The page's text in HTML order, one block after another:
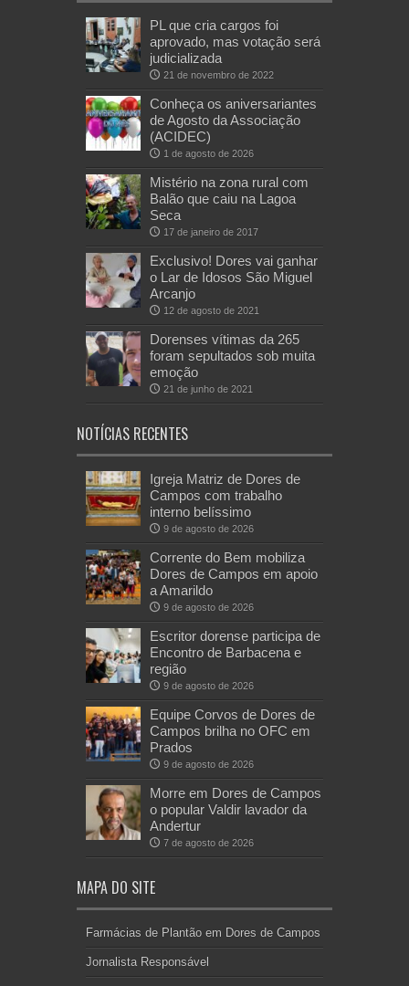
PL que cria cargos foi
aprovado, mas votação será
judicializada
21 de novembro de 2022
Conheça os aniversariantes
de Agosto da Associação
(ACIDEC)
1 de agosto de 2026
Mistério na zona rural com
Balão que caiu na Lagoa
Seca
17 de janeiro de 2017
Exclusivo! Dores vai ganhar
o Lar de Idosos São Miguel
Arcanjo
12 de agosto de 2021
Dorenses vítimas da 265
foram sepultados sob muita
emoção
21 de junho de 2021
NOTÍCIAS RECENTES
Igreja Matriz de Dores de
Campos com trabalho
interno belíssimo
9 de agosto de 2026
Corrente do Bem mobiliza
Dores de Campos em apoio
a Amarildo
9 de agosto de 2026
Escritor dorense participa de
Encontro de Barbacena e
região
9 de agosto de 2026
Equipe Corvos de Dores de
Campos brilha no OFC em
Prados
9 de agosto de 2026
Morre em Dores de Campos
o popular Valdir lavador da
Andertur
7 de agosto de 2026
MAPA DO SITE
Farmácias de Plantão em Dores de Campos
Jornalista Responsável